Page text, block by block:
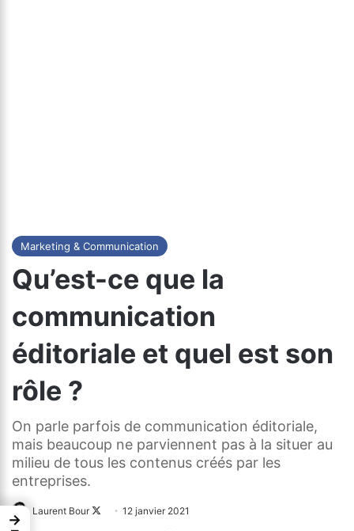
Marketing & Communication
Qu’est-ce que la
communication
éditoriale et quel est son
rôle ?
On parle parfois de communication éditoriale,
mais beaucoup ne parviennent pas à la situer au
milieu de tous les contenus créés par les
entreprises.
Laurent Bour
Follow12 janvier 2021
→